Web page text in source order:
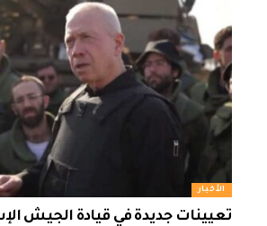
الأخبار
تعيينات جديدة في قيادة الجيش